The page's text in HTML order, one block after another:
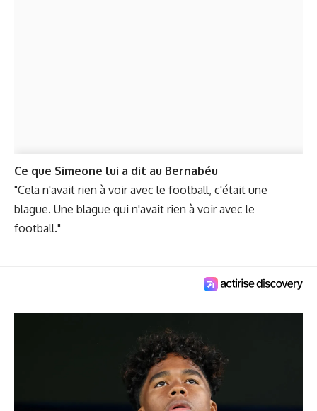
Ce que Simeone lui a dit au Bernabéu
"Cela n'avait rien à voir avec le football, c'était une
blague. Une blague qui n'avait rien à voir avec le
football."